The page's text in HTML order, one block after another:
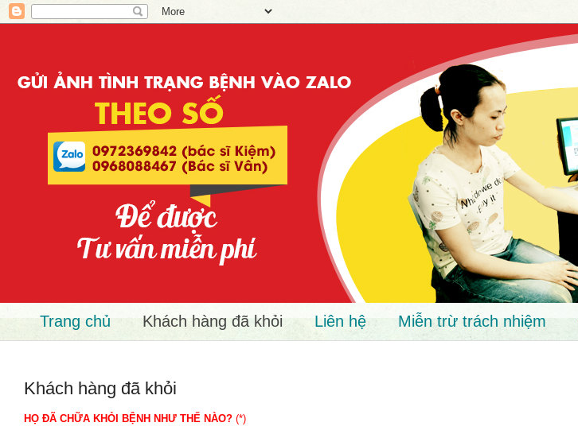
Trang chủ Khách hàng đã khỏi Liên hệ Miễn trừ trách nhiệm
Khách hàng đã khỏi
HỌ ĐÃ CHỮA KHỎI BỆNH NHƯ THẾ NÀO? (*)